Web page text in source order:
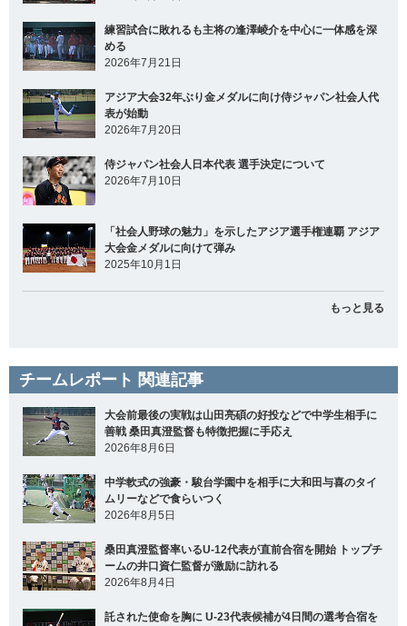
練習試合に敗れるも主将の逢澤崚介を中心に一体感を深
める
2026年7月21日
アジア大会32年ぶり金メダルに向け侍ジャパン社会人代
表が始動
2026年7月20日
侍ジャパン社会人日本代表 選手決定について
2026年7月10日
「社会人野球の魅力」を示したアジア選手権連覇 アジア
大会金メダルに向けて弾み
2025年10月1日
もっと見る
チームレポート 関連記事
大会前最後の実戦は山田亮碩の好投などで中学生相手に
善戦 桑田真澄監督も特徴把握に手応え
2026年8月6日
中学軟式の強豪・駿台学園中を相手に大和田与喜のタイ
ムリーなどで食らいつく
2026年8月5日
桑田真澄監督率いるU-12代表が直前合宿を開始 トップチ
ームの井口資仁監督が激励に訪れる
2026年8月4日
託された使命を胸に U-23代表候補が4日間の選考合宿を